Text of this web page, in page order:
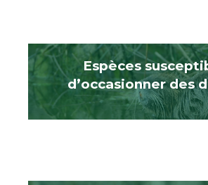
Espèces
d’occasionner des